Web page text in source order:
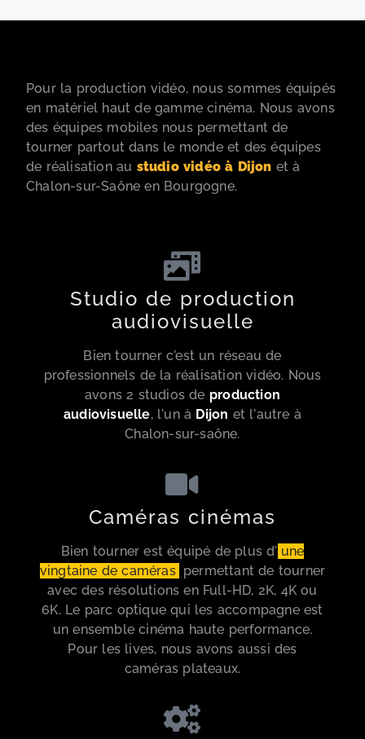
Pour la production vidéo, nous sommes équipés
en matériel haut de gamme cinéma. Nous avons
des équipes mobiles nous permettant de
tourner partout dans le monde et des équipes
de réalisation au studio vidéo à Dijon et à
Chalon-sur-Saône en Bourgogne.
Studio de production
audiovisuelle
Bien tourner c'est un réseau de
professionnels de la réalisation vidéo. Nous
avons 2 studios de production
audiovisuelle, l'un à Dijon et l'autre à
Chalon-sur-saône.
Caméras cinémas
Bien tourner est équipé de plus d' une
vingtaine de caméras permettant de tourner
avec des résolutions en Full-HD, 2K, 4K ou
6K. Le parc optique qui les accompagne est
un ensemble cinéma haute performance.
Pour les lives, nous avons aussi des
caméras plateaux.